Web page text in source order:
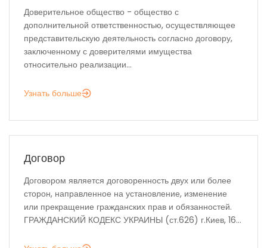
Доверительное общество - общество с
дополнительной ответственностью, осуществляющее
представительскую деятельность согласно договору,
заключенному с доверителями имущества
относительно реализации...
Узнать больше
Договор
Договором является договоренность двух или более
сторон, направленное на установление, изменение
или прекращение гражданских прав и обязанностей.
ГРАЖДАНСКИЙ КОДЕКС УКРАИНЫ (ст.626) г.Киев, 16...